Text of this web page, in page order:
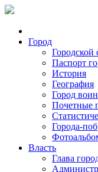
Город
Городской
Паспорт
История
География
Город
Почетные
Города-
Власть
Глава